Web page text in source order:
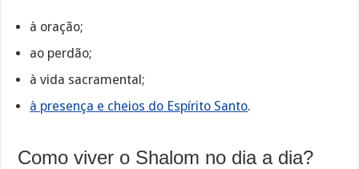
à oração;
ao perdão;
à vida sacramental;
à presença e cheios do Espírito Santo.
Como viver o Shalom no dia a dia?